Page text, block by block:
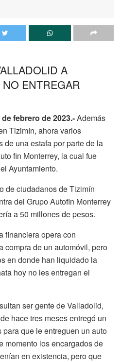
A
ENTREGAR
febrero de 2023.-Además
Tizimín, ahora varios
una estafa por parte de la
fin Monterrey, la cual fue
Ayuntamiento.
de ciudadanos de Tizimín
del Grupo Autofin Monterrey
a 50 millones de pesos.
financiera opera con
compra de un automóvil, pero
en donde han liquidado la
hoy no les entregan el
ser gente de Valladolid,
hace tres meses entregó un
que le entreguen un auto
momento los encargados de
en existencia, pero que